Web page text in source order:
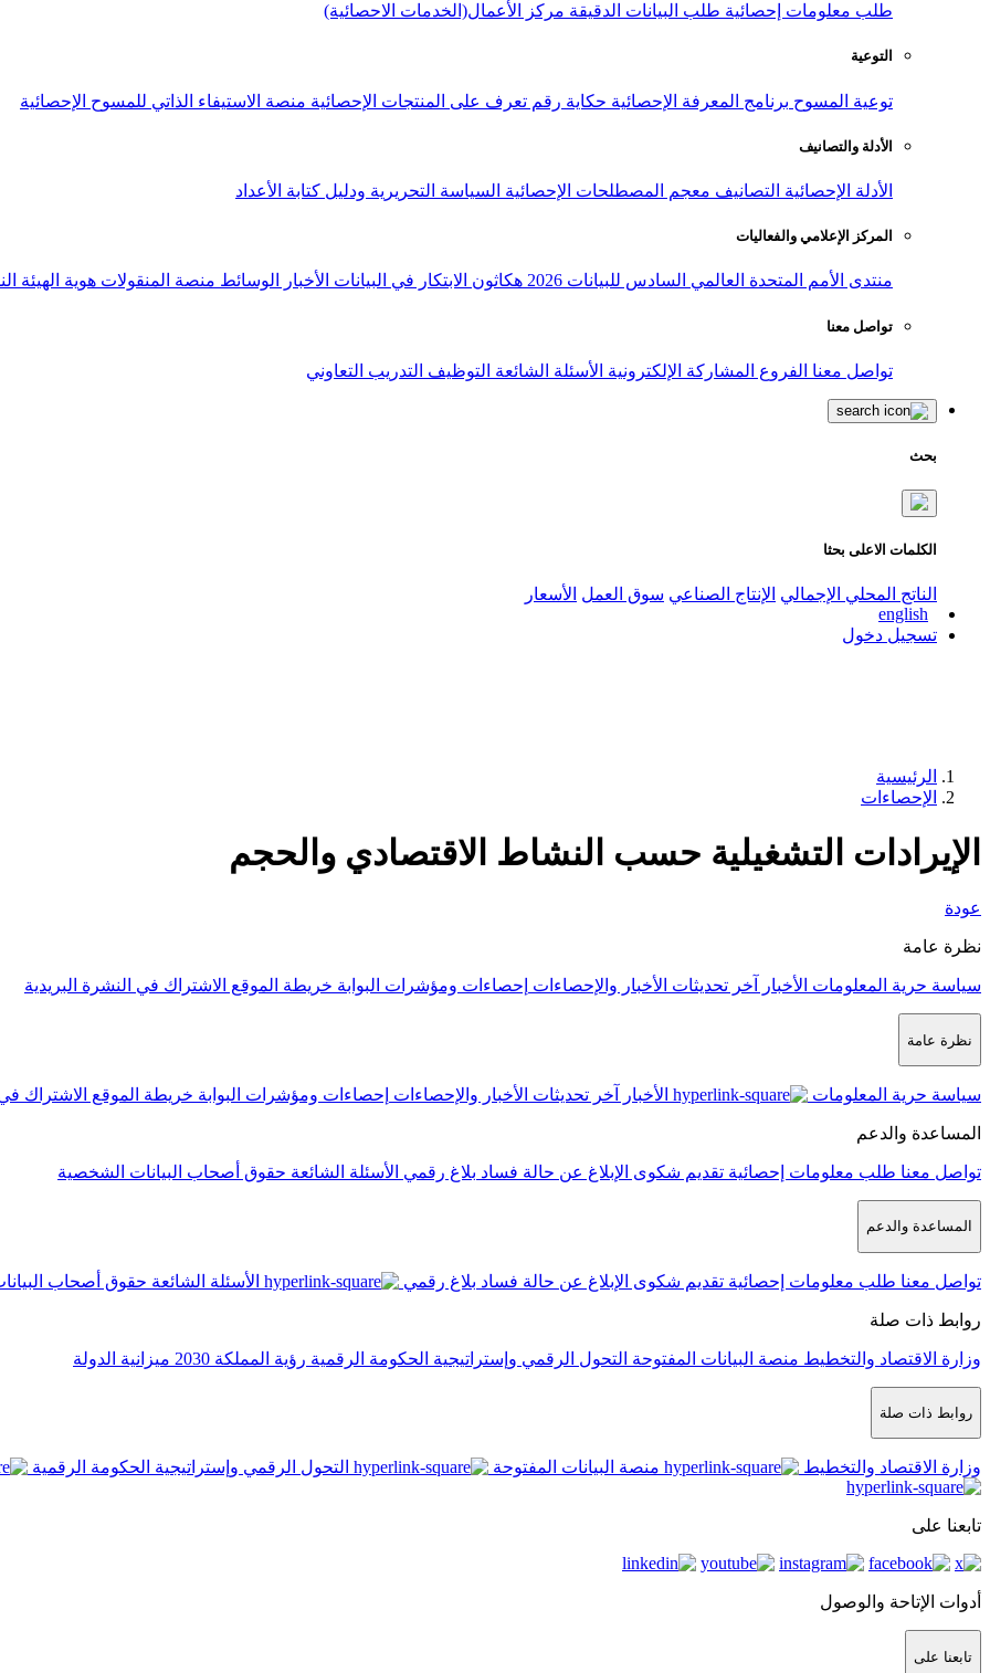
طلب معلومات إحصائية طلب البيانات الدقيقة مركز الأعمال(الخدمات الاحصائية)
التوعية
توعية المسوح برنامج المعرفة الإحصائية حكاية رقم تعرف على المنتجات الإحصائية منصة الاستيفاء الذاتي للمسوح الإحصائية
الأدلة والتصانيف
الأدلة الإحصائية التصانيف معجم المصطلحات الإحصائية السياسة التحريرية ودليل كتابة الأعداد
المركز الإعلامي والفعاليات
منتدى الأمم المتحدة العالمي السادس للبيانات 2026 هكاثون الابتكار في البيانات الأخبار الوسائط منصة المنقولات هوية الهيئة
تواصل معنا
تواصل معنا الفروع المشاركة الإلكترونية الأسئلة الشائعة التوظيف التدريب التعاوني
بحث
الكلمات الاعلى بحثا
الناتج المحلي الإجمالي الإنتاج الصناعي سوق العمل الأسعار
english
تسجيل دخول
الرئيسية
الإحصاءات
الإيرادات التشغيلية حسب النشاط الاقتصادي والحجم
عودة
نظرة عامة
سياسة حرية المعلومات الأخبار آخر تحديثات الأخبار والإحصاءات إحصاءات ومؤشرات البوابة خريطة الموقع الاشتراك في النشرة البريدية
نظرة عامة
سياسة حرية المعلومات الأخبار آخر تحديثات الأخبار والإحصاءات إحصاءات ومؤشرات البوابة خريطة الموقع الاشتراك
المساعدة والدعم
تواصل معنا طلب معلومات إحصائية تقديم شكوى الإبلاغ عن حالة فساد بلاغ رقمي الأسئلة الشائعة حقوق أصحاب البيانات الشخصية
المساعدة والدعم
تواصل معنا طلب معلومات إحصائية تقديم شكوى الإبلاغ عن حالة فساد بلاغ رقمي الأسئلة الشائعة حقوق أصحاب
روابط ذات صلة
وزارة الاقتصاد والتخطيط منصة البيانات المفتوحة التحول الرقمي وإستراتيجية الحكومة الرقمية رؤية المملكة 2030 ميزانية الدولة
روابط ذات صلة
وزارة الاقتصاد والتخطيط منصة البيانات المفتوحة التحول الرقمي وإستراتيجية الحكومة الرقمية
تابعنا على
أدوات الإتاحة والوصول
تابعنا على